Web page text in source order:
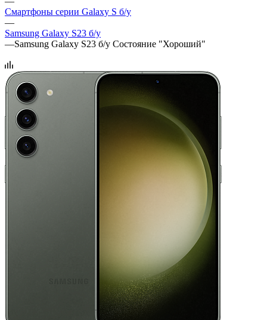
Смартфоны серии Galaxy S б/у
—
Samsung Galaxy S23 б/у
—Samsung Galaxy S23 б/у Состояние "Хороший"